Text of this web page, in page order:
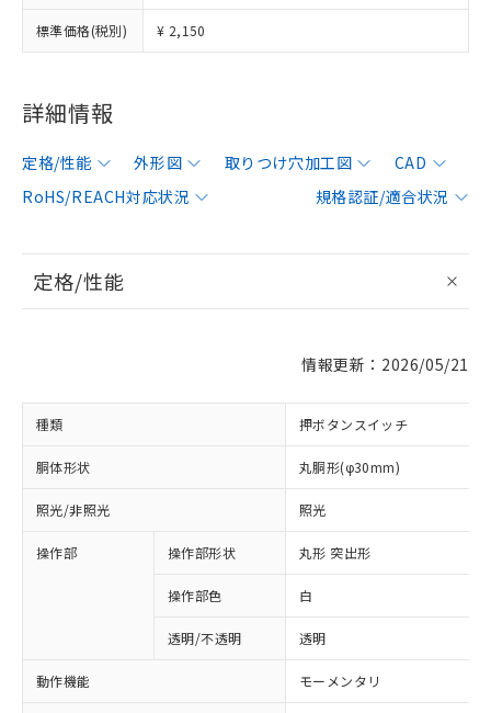
標準価格(税別) ¥ 2,150
詳細情報
定格/性能 外形図 取りつけ穴加工図
CAD
RoHS/REACH対応状況
規格認証/適合状況
定格/性能
情報更新：2026/05/21
種類 押ボタンスイッチ
胴体形状 丸胴形(φ30mm)
照光/非照光 照光
操作部 操作部形状 丸形 突出形
操作部色 白
透明/不透明 透明
動作機能 モーメンタリ